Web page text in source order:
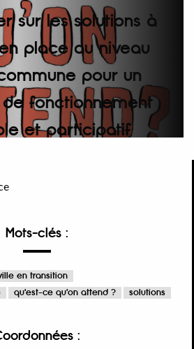
sur les solutions à
place au niveau
pour un
fonctionnement
et participatif
Mots-clés :
en transition
qu'est-ce qu'on attend ?
solutions
: